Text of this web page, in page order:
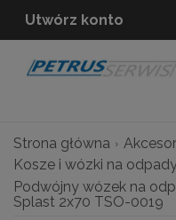
Utwórz konto
Strona główna
Kosze i wózki na
Podwójny wózek na
Splast 2x70 TSO-0019